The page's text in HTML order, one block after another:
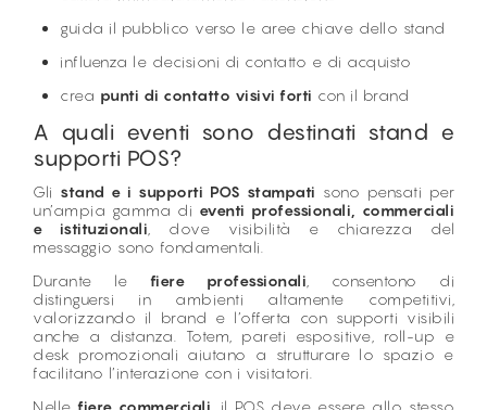
guida il pubblico verso le aree chiave dello stand
influenza le decisioni di contatto e di acquisto
crea punti di contatto visivi forti con il brand
A quali eventi sono destinati stand e
supporti POS?
Gli stand e i supporti POS stampati sono pensati per
un’ampia gamma di eventi professionali, commerciali
e istituzionali , dove visibilità e chiarezza del
messaggio sono fondamentali.
Durante le fiere professionali , consentono di
distinguersi in ambienti altamente competitivi,
valorizzando il brand e l’offerta con supporti visibili
anche a distanza. Totem, pareti espositive, roll-up e
desk promozionali aiutano a strutturare lo spazio e
facilitano l’interazione con i visitatori.
Nellefiere commerciali , il POS deve essere allo stesso